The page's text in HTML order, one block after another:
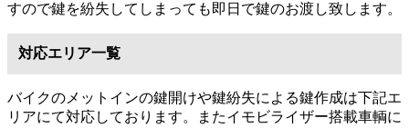
すので鍵を紛失してしまっても即日で鍵のお渡し致します。
対応エリア一覧
バイクのメットインの鍵開けや鍵紛失による鍵作成は下記エ
リアにて対応しております。またイモビライザー搭載車輌に